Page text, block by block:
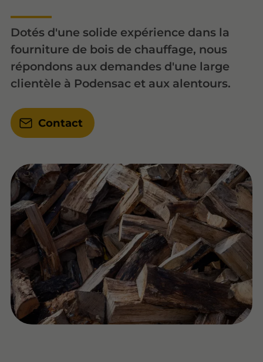
Dotés d'une solide expérience dans la
fourniture de bois de chauffage, nous
répondons aux demandes d'une large
clientèle à Podensac et aux alentours.
Contact